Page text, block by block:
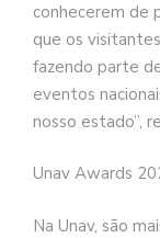
conhecerem de
que os
fazendo parte
eventos
nosso estado”,
Unav Awards
Na Unav, são